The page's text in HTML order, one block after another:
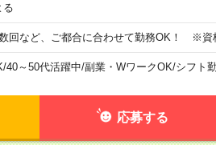
る
回など、ご都合に合わせて勤務OK！ ※資
/40～50代活躍中/副業・WワークOK/シフト
応募する